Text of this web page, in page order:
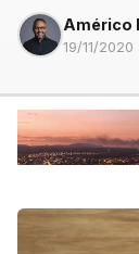
Américo
19/11/2020